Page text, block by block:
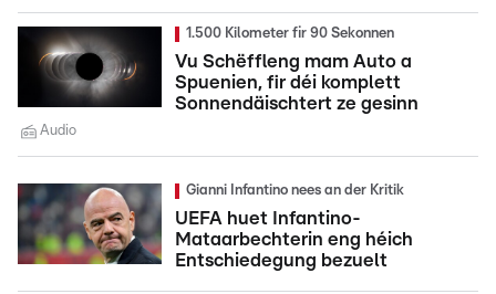
1.500 Kilometer fir 90 Sekonnen
Vu Schëffleng mam Auto a
Spuenien, fir déi komplett
Sonnendäischtert ze gesinn
Audio
Gianni Infantino nees an der Kritik
UEFA huet Infantino-
Mataarbechterin eng héich
Entschiedegung bezuelt